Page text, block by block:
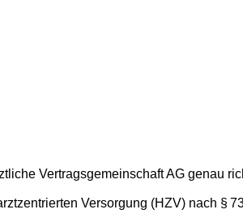
Vertragsgemeinschaft AG genau
Versorgung (HZV) nach §